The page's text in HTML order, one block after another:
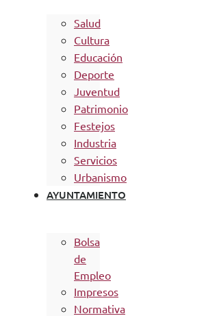
Salud
Cultura
Educación
Deporte
Juventud
Patrimonio
Festejos
Industria
Servicios
Urbanismo
AYUNTAMIENTO
Bolsa
de
Empleo
Impresos
Normativa